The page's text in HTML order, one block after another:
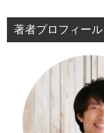
著者プロフィール